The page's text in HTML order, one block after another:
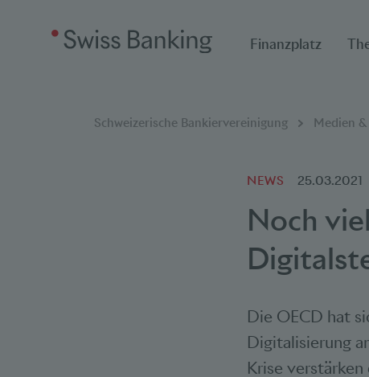
Finanzplatz
Sie befinden sich hier:
Schweizerische Bankiervereinigung Medien
NEWS 25.03.2021
Noch
Die OECD hat
Digitalisierung
Krise